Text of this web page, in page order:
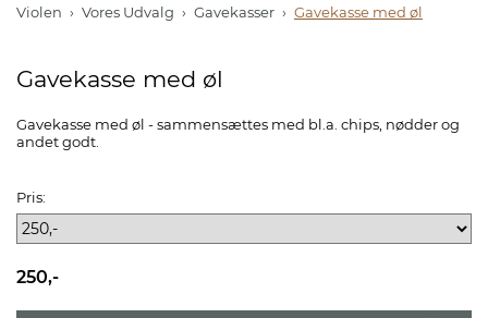
Violen Vores Udvalg Gavekasser Gavekasse med øl
Gavekasse med øl
Gavekasse med øl - sammensættes med bl.a. chips, nødder og
andet godt.
Pris:
250,-